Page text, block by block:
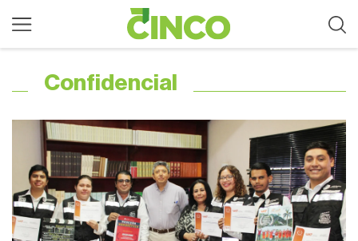
Confidencial